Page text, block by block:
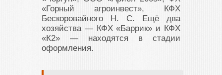
«Горный агроинвест», КФХ
Бескоровайного Н. С. Ещё два
хозяйства — КФХ «Баррик» и КФХ
«К2» — находятся в стадии
оформления.